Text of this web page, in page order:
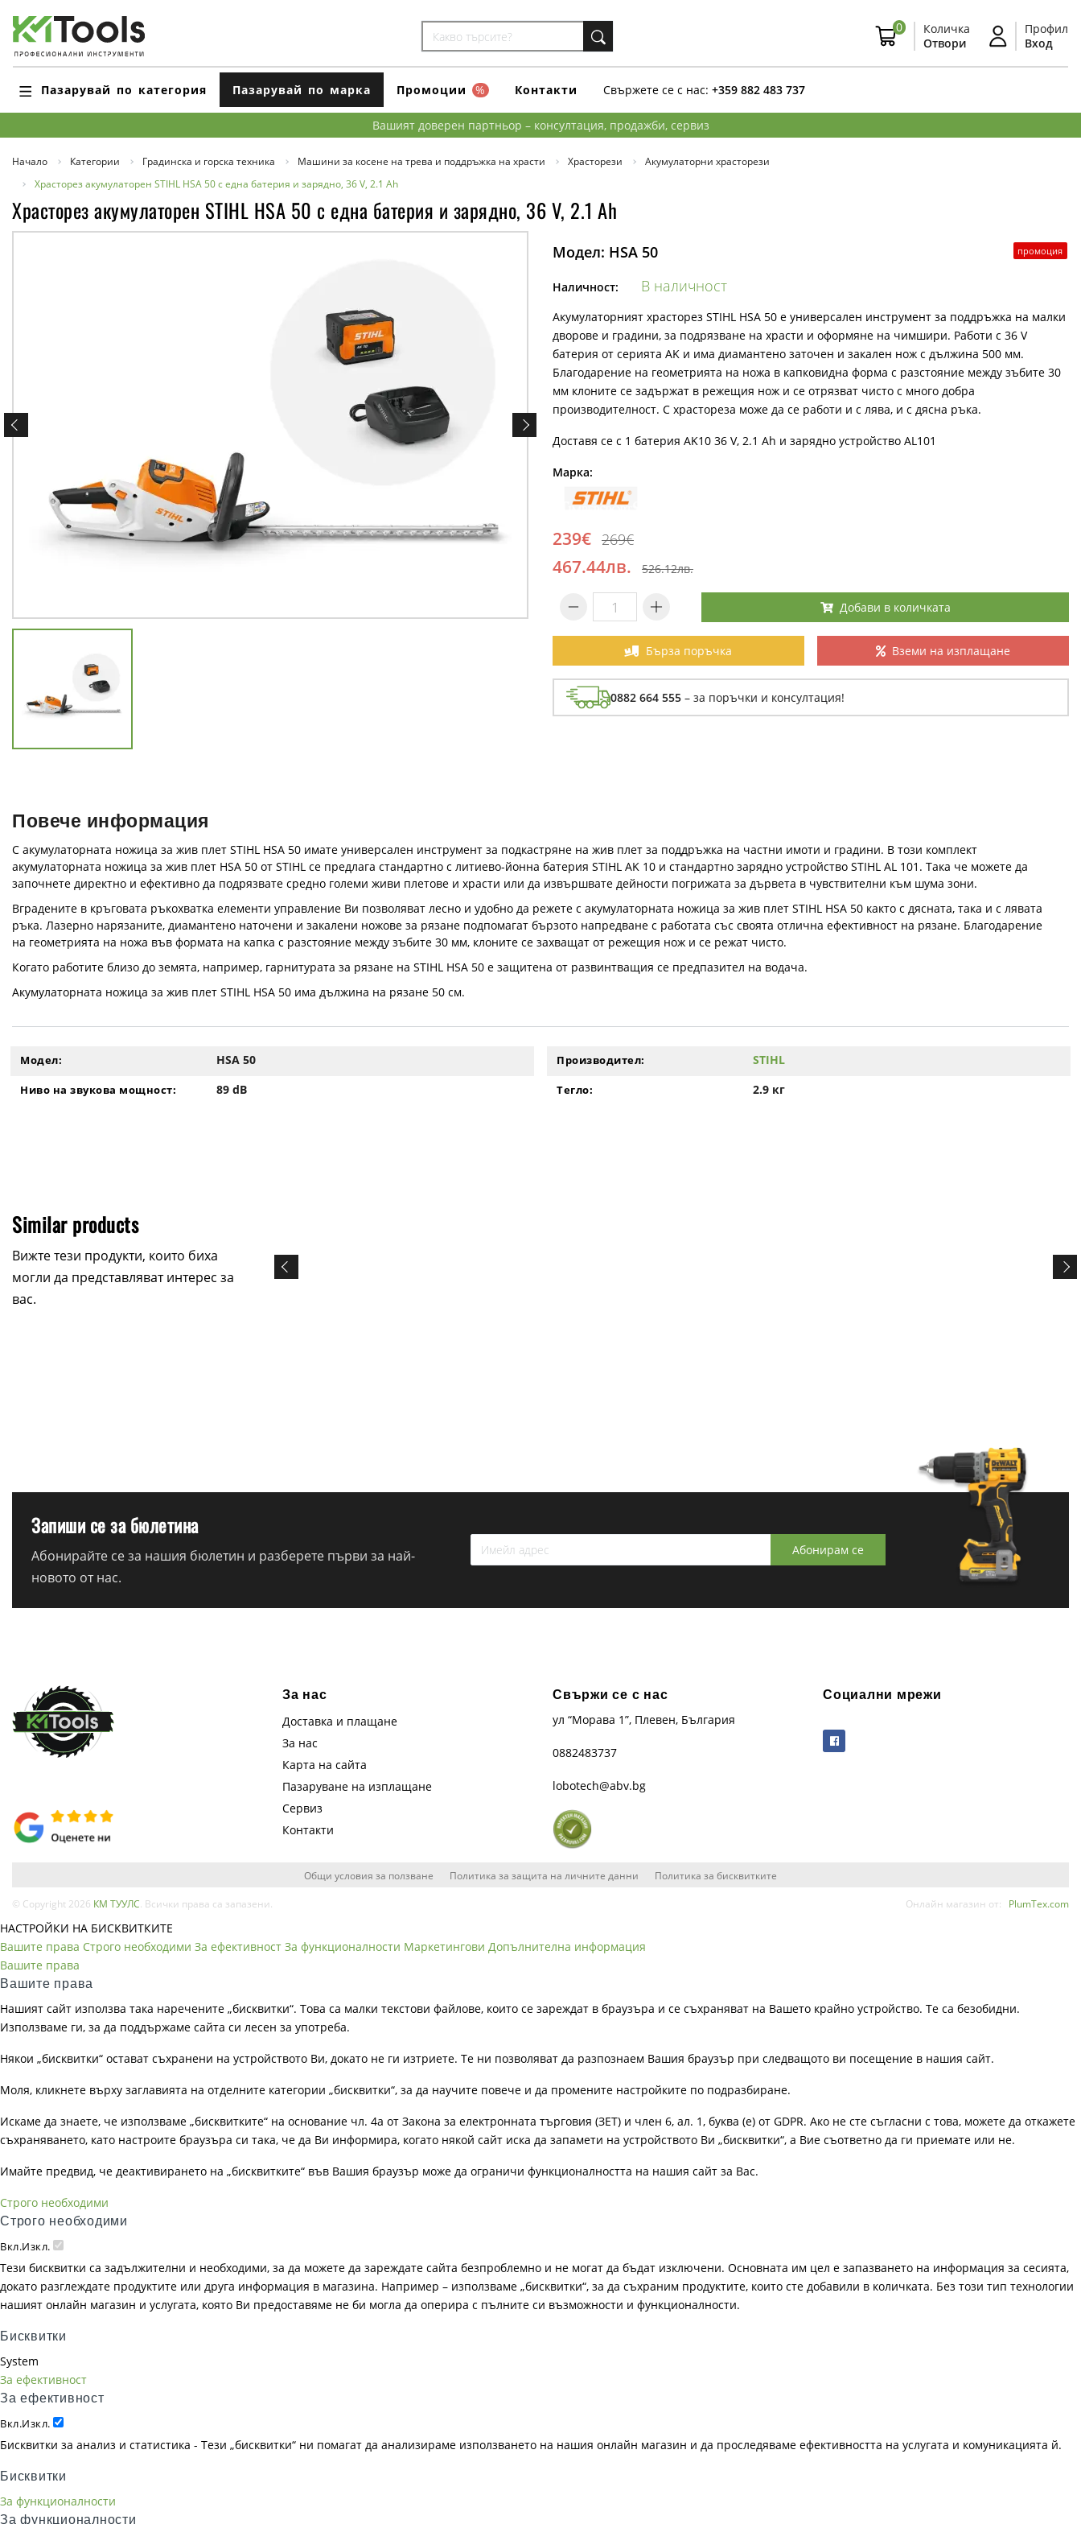
0
Количка
Отвори
Профил
Вход
Пазарувай по категория Пазарувай по марка Промоции % Контакти Свържете се с нас: +359 882 483 737
Вашият доверен партньор – консултация, продажби, сервиз
Начало Категории Градинска и горска техника Машини за косене на трева и поддръжка на храсти Храсторези
Акумулаторни храсторези
Храсторез акумулаторен STIHL HSA 50 с една батерия и зарядно, 36 V, 2.1 Ah
Храсторез акумулаторен STIHL HSA 50 с една батерия и зарядно, 36 V, 2.1 Ah
промоция
Модел: HSA 50
Наличност: В наличност
Акумулаторният храсторез STIHL HSA 50 е универсален инструмент за поддръжка на малки
дворове и градини, за подрязване на храсти и оформяне на чимшири. Работи с 36 V
батерия от серията AK и има диамантено заточен и закален нож с дължина 500 мм.
Благодарение на геометрията на ножа в капковидна форма с разстояние между зъбите 30
мм клоните се задържат в режещия нож и се отрязват чисто с много добра
производителност. С храстореза може да се работи и с лява, и с дясна ръка.
Доставя се с 1 батерия AK10 36 V, 2.1 Ah и зарядно устройство AL101
Марка:
239€ 269€
467.44лв. 526.12лв.
Добави в количката
Бърза поръчка Вземи на изплащане
0882 664 555 – за поръчки и консултация!
Повече информация
С акумулаторната ножица за жив плет STIHL HSA 50 имате универсален инструмент за подкастряне на жив плет за поддръжка на частни имоти и градини. В този комплект
акумулаторната ножица за жив плет HSA 50 от STIHL се предлага стандартно с литиево-йонна батерия STIHL AK 10 и стандартно зарядно устройство STIHL AL 101. Така че можете да
започнете директно и ефективно да подрязвате средно големи живи плетове и храсти или да извършвате дейности погрижата за дървета в чувствителни към шума зони.
Вградените в кръговата ръкохватка елементи управление Ви позволяват лесно и удобно да режете с акумулаторната ножица за жив плет STIHL HSA 50 както с дясната, така и с лявата
ръка. Лазерно нарязаните, диамантено наточени и закалени ножове за рязане подпомагат бързото напредване с работата със своята отлична ефективност на рязане. Благодарение
на геометрията на ножа във формата на капка с разстояние между зъбите 30 мм, клоните се захващат от режещия нож и се режат чисто.
Когато работите близо до земята, например, гарнитурата за рязане на STIHL HSA 50 е защитена от развинтващия се предпазител на водача.
Акумулаторната ножица за жив плет STIHL HSA 50 има дължина на рязане 50 см.
Модел: HSA 50 Производител: STIHL
Ниво на звукова мощност: 89 dB Тегло: 2.9 кг
Similar products
Вижте тези продукти, които биха
могли да представляват интерес за
вас.
Запиши се за бюлетина
Абонирайте се за нашия бюлетин и разберете първи за най-
новото от нас.
Абонирам се
За нас
Доставка и плащане
За нас
Карта на сайта
Пазаруване на изплащане
Сервиз
Контакти
Свържи се с нас
ул “Морава 1”, Плевен, България
0882483737
lobotech@abv.bg
Социални мрежи
Общи условия за ползване Политика за защита на личните данни Политика за бисквитките
© Copyright 2026 КМ ТУУЛС . Всички права са запазени. Онлайн магазин от: PlumTex.com
НАСТРОЙКИ НА БИСКВИТКИТЕ
Вашите права Строго необходими За ефективност За функционалности Маркетингови Допълнителна информация
Вашите права
Вашите права
Нашият сайт използва така наречените „бисквитки“. Това са малки текстови файлове, които се зареждат в браузъра и се съхраняват на Вашето крайно устройство. Те са безобидни.
Използваме ги, за да поддържаме сайта си лесен за употреба.
Някои „бисквитки“ остават съхранени на устройството Ви, докато не ги изтриете. Те ни позволяват да разпознаем Вашия браузър при следващото ви посещение в нашия сайт.
Моля, кликнете върху заглавията на отделните категории „бисквитки“, за да научите повече и да промените настройките по подразбиране.
Искаме да знаете, че използваме „бисквитките“ на основание чл. 4а от Закона за електронната търговия (ЗЕТ) и член 6, ал. 1, буква (е) от GDPR. Ако не сте съгласни с това, можете да откажете
съхраняването, като настроите браузъра си така, че да Ви информира, когато някой сайт иска да запамети на устройството Ви „бисквитки“, а Вие съответно да ги приемате или не.
Имайте предвид, че деактивирането на „бисквитките“ във Вашия браузър може да ограничи функционалността на нашия сайт за Вас.
Строго необходими
Строго необходими
Вкл.Изкл.
Тези бисквитки са задължителни и необходими, за да можете да зареждате сайта безпроблемно и не могат да бъдат изключени. Основната им цел е запазването на информация за сесията,
докато разглеждате продуктите или друга информация в магазина. Например – използваме „бисквитки“, за да съхраним продуктите, които сте добавили в количката. Без този тип технологии
нашият онлайн магазин и услугата, която Ви предоставяме не би могла да оперира с пълните си възможности и функционалности.
Бисквитки
System
За ефективност
За ефективност
Вкл.Изкл.
Бисквитки за анализ и статистика - Тези „бисквитки“ ни помагат да анализираме използването на нашия онлайн магазин и да проследяваме ефективността на услугата и комуникацията й.
Бисквитки
За функционалности
За функционалности